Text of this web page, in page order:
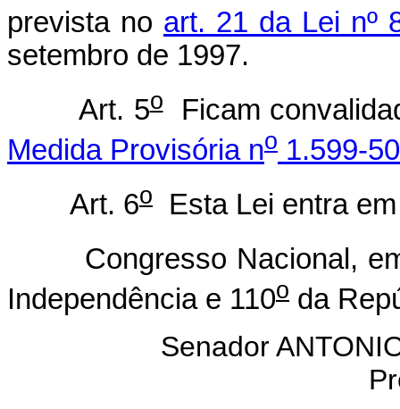
prevista no art. 21 da Lei nº
setembro de 1997.
Art. 5oFicam
Medida Provisória no 1.599-
Art. 6o
Esta Lei entra
Congresso Nacional, em
Independência e 110o da
Senador